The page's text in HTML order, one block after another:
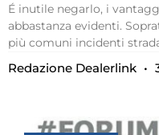
É inutile negarlo, i
abbastanza evidenti.
più comuni incidenti
Redazione Dealerlink